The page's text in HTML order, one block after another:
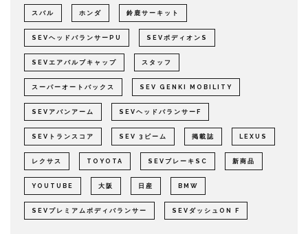
スバル ホンダ 鈴鹿サーキット
SEVヘッドバランサーPU SEVボディオンS
SEVエアバルブキャップ スタッフ
スーパーオートバックス SEV GENKI MOBILITY
SEVアバンアーム SEVヘッドバランサーF
SEVトランスコア SEV 3ビーム 掲載誌 LEXUS
レクサス TOYOTA SEVブレーキSC 新商品
YOUTUBE 大阪 日産 BMW
SEVプレミアムボディバランサー SEVダッシュON F